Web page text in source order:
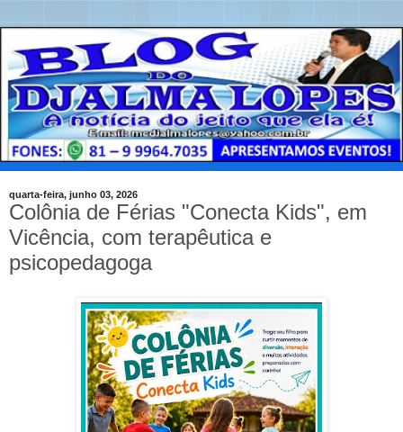
quarta-feira, junho 03, 2026
Colônia de Férias "Conecta Kids", em
Vicência, com terapêutica e
psicopedagoga